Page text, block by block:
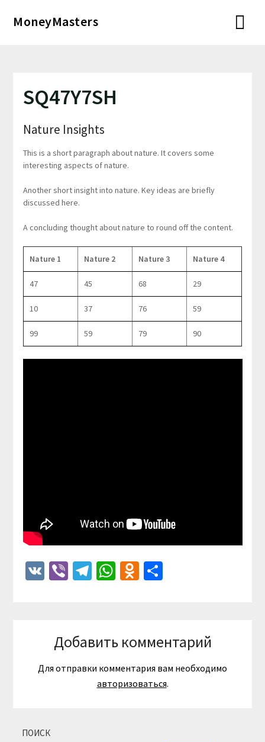
MoneyMasters
SQ47Y7SH
Nature Insights
This is a short paragraph about nature. It covers some
interesting aspects of nature.
Another short insight into nature. Key ideas are briefly
discussed here.
A concluding thought about nature to round off the content.
Nature 1 Nature 2 Nature 3 Nature 4
47 45 68 29
10 37 76 59
99 59 79 90
VKViberTelegram
WhatsApp
Odnoklassniki
Отправить
Добавить комментарий
Для отправки комментария вам необходимо
авторизоваться.
ПОИСК